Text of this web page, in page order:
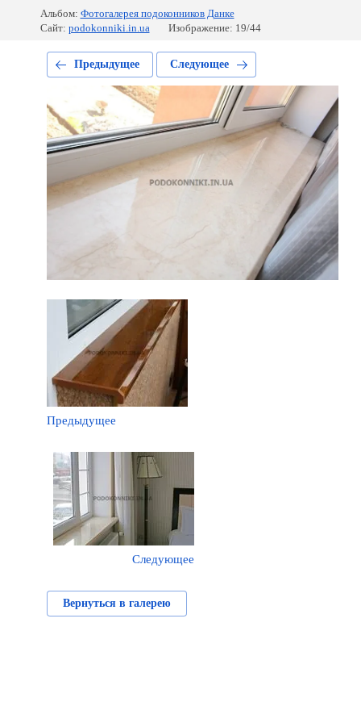
Альбом: Фотогалерея подоконников Данке
Сайт: podokonniki.in.ua Изображение: 19/44
Предыдущее Следующее
Предыдущее
Следующее
Вернуться в галерею